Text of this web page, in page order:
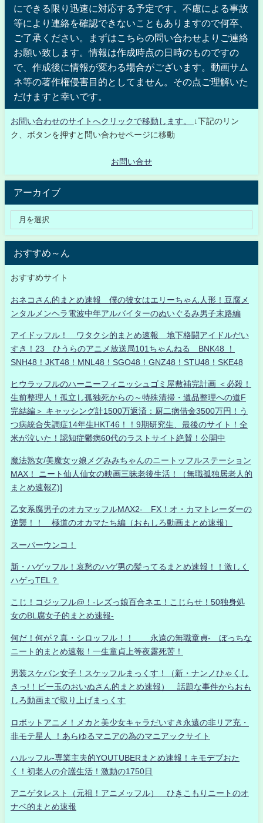
にできる限り迅速に対応する予定です。不慮による事故
等により連絡を確認できないこともありますので何卒、
ご了承ください。まずはこちらの問い合わせよりご連絡
お願い致します。情報は作成時点の日時のものですの
で、作成後に情報が変わる場合がございます。動画サム
ネ等の著作権侵害目的としてません。その点ご理解いた
だけますと幸いです。
お問い合わせのサイトへクリックで移動します。
↓下記のリン
ク、ボタンを押すと問い合わせページに移動
お問い合せ
アーカイブ
おすすめ～ん
おすすめサイト
おネコさん的まとめ速報 僕の彼女はエリーちゃん人形！豆腐メ
ンタルメンヘラ電波中年アルバイターのぬいぐるみ男子末路編
アイドッフル！ ワタクシ的まとめ速報 地下格闘アイドルだい
すき！23 ひうらのアニメ放送局101ちゃんねる BNK48 ！
SNH48！JKT48！MNL48！SGO48！GNZ48！STU48！SKE48
ヒウラッフルのハーニーフィニッシュゴミ屋敷補完計画 ＜必殺！
生前整理人！孤立し孤独死からの～特殊清掃・遺品整理への道F
完結編＞ キャッシング計1500万返済：厨二病借金3500万円！う
つ病統合失調症14年生HKT46！！9期研究生、最後のサイト！全
米が泣いた！認知症鬱病60代のラストサイト絶賛！公開中
魔法熟女/美魔女ッ娘メグみみちゃんのニートッフルステーション
MAX！ ニート仙人仙女の映画三昧老後生活！（無職孤独居老人的
まとめ速報Z)]
乙女系腐男子のオカマッフルMAX2- FX！オ・カマトレーダーの
逆襲！！ 極道のオカマたち編（おもしろ動画まとめ速報）
スーパーウンコ！
新・ハゲッフル！哀愁のハゲ男の髪ってるまとめ速報！！激しく
ハゲっTEL？
こじ！コジッフル@！-レズっ娘百合ネエ！こじらせ！50独身処
女のBL腐女子的まとめ速報-
何だ！何が？真・シロッフル！！ 永遠の無職童貞- ぼっちな
ニート的まとめ速報！一生童貞上等夜露死苦！
男装スケバン女子！スケッフルまっくす！（新・ナンノひゃくし
きっ!！ビー玉のおいぬさん的まとめ速報） 話題な事件からおも
しろ動画まで取り上げまっくす
ロボットアニメ！メカと美少女キャラだいすき永遠の非リア充・
非モテ星人 ！あらゆるマニアの為のマニアックサイト
ハルッフル-専業主夫的YOUTUBERまとめ速報！キモデブおた
く！初老人の介護生活！激動の1750日
アニゲタレスト（元祖！アニメッフル） ひきこもりニートのオ
ナベ的まとめ速報